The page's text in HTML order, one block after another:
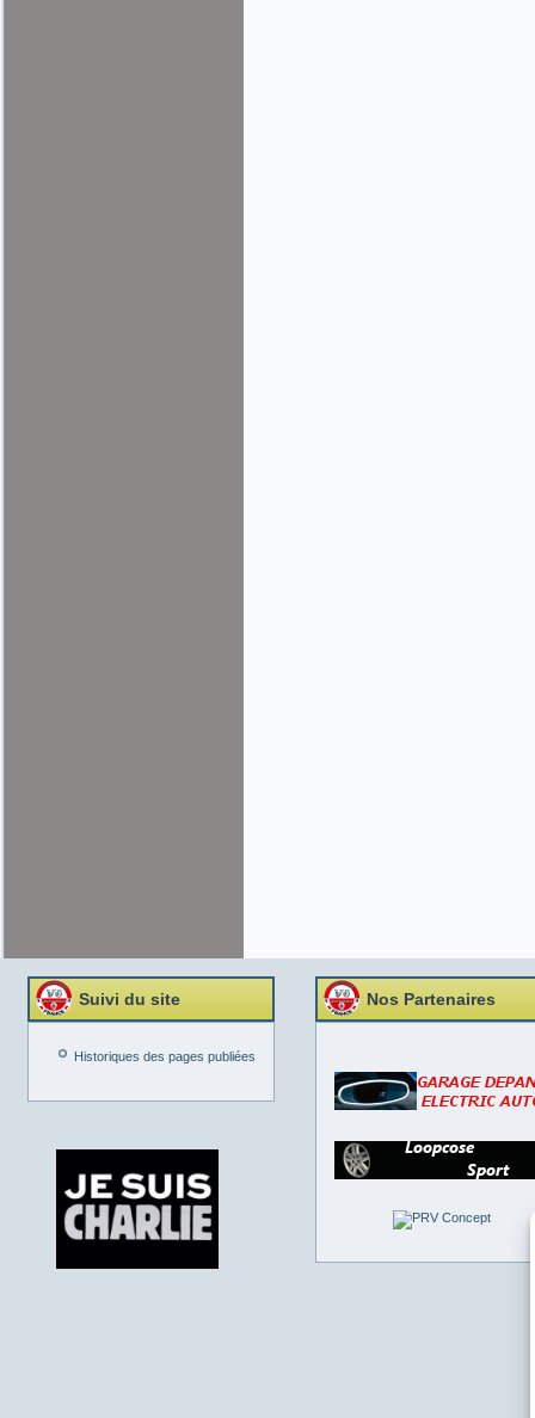
Suivi du site
Historiques des pages publiées
Nos Partenaires